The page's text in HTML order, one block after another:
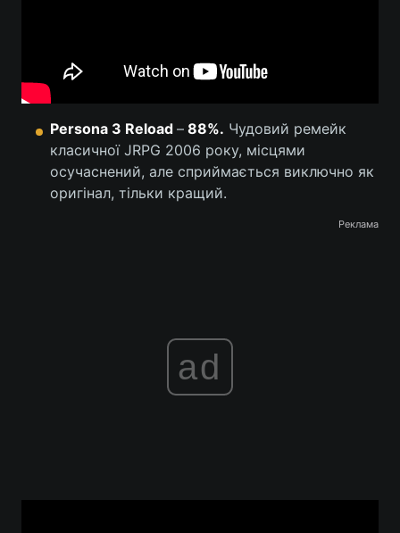
Persona 3 Reload – 88%. Чудовий ремейк
класичної JRPG 2006 року, місцями
осучаснений, але сприймається виключно як
оригінал, тільки кращий.
Реклама
ad